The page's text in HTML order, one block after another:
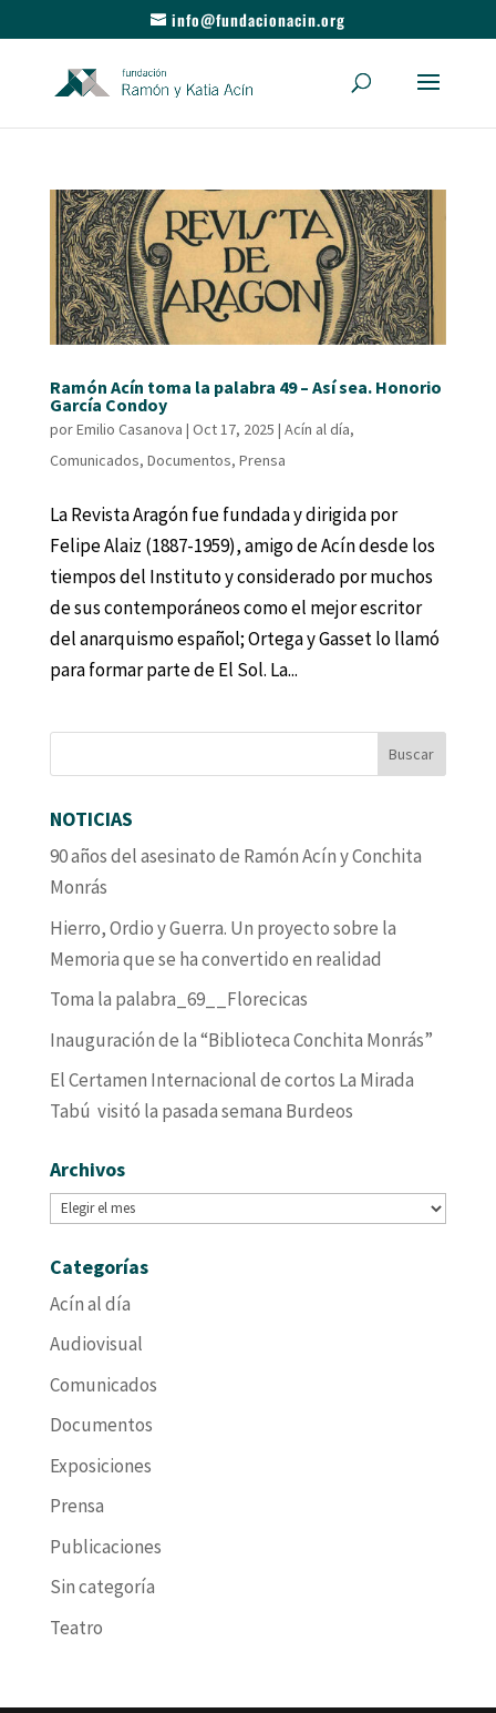
info@fundacionacin.org
Ramón Acín toma la palabra 49 – Así sea. Honorio
García Condoy
porEmilio Casanova | Oct 17, 2025 | Acín al día,
Comunicados, Documentos, Prensa
La Revista Aragón fue fundada y dirigida por
Felipe Alaiz (1887-1959), amigo de Acín desde los
tiempos del Instituto y considerado por muchos
de sus contemporáneos como el mejor escritor
del anarquismo español; Ortega y Gasset lo llamó
para formar parte de El Sol. La...
NOTICIAS
90 años del asesinato de Ramón Acín y Conchita
Monrás
Hierro, Ordio y Guerra. Un proyecto sobre la
Memoria que se ha convertido en realidad
Toma la palabra_69__Florecicas
Inauguración de la “Biblioteca Conchita Monrás”
El Certamen Internacional de cortos La Mirada
Tabú visitó la pasada semana Burdeos
Archivos
Archivos
Categorías
Acín al día
Audiovisual
Comunicados
Documentos
Exposiciones
Prensa
Publicaciones
Sin categoría
Teatro